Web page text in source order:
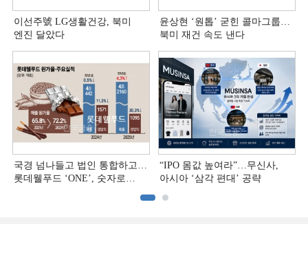
이선주號 LG생활건강, 북미
엔진 달았다
윤상현 ‘원톱ʼ 굳힌 콜마그룹…
북미 재건 속도 낸다
국경 넘나들고 법인 통합하고…
롯데웰푸드 ‘ONE’, 숫자로
“IPO 몸값 높여라”…무신사,
아시아 ‘삼각 편대’ 공략